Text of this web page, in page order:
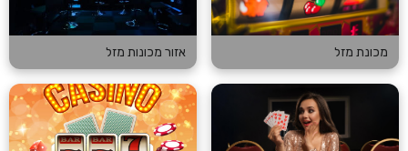
מכונת מזל אזור מכונות מזל